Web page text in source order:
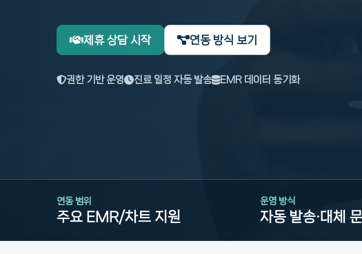
제휴 상담 시작 연동 방식 보기
권한 기반 운영 진료 일정 자동 발송 EMR 데이터 동기화
연동 범위
주요 EMR/차트 지원
운영 방식
자동 발송·대체